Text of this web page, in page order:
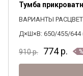
Тумба
ВАРИАНТЫ
Д×Ш×В: 650/455/644
910р. 774р.